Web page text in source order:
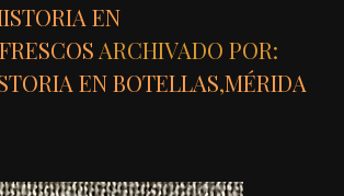
EN
ARCHIVADO POR:
EN BOTELLAS,MÉRIDA